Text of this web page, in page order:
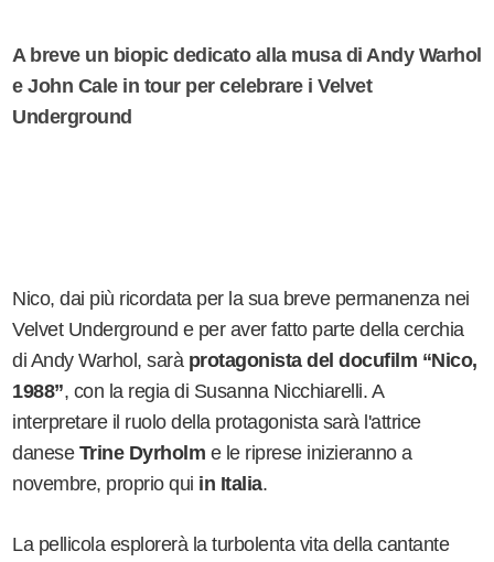
A breve un biopic dedicato alla musa di Andy Warhol
e John Cale in tour per celebrare i Velvet
Underground
Nico, dai più ricordata per la sua breve permanenza nei
Velvet Underground e per aver fatto parte della cerchia
di Andy Warhol, sarà protagonista del docufilm “Nico,
1988”, con la regia di Susanna Nicchiarelli. A
interpretare il ruolo della protagonista sarà l'attrice
daneseTrine Dyrholm e le riprese inizieranno a
novembre, proprio qui in Italia.
La pellicola esplorerà la turbolenta vita della cantante